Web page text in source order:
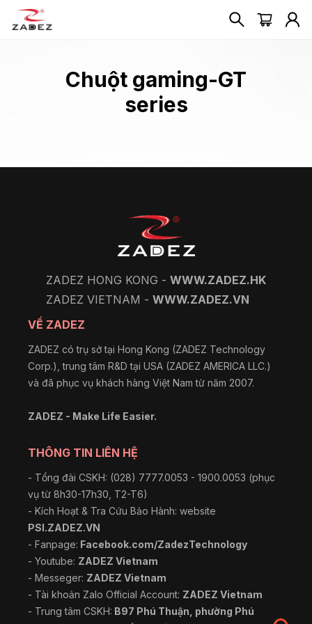
Chuột gaming-GT
series
ZADEZ HONG KONG - WWW.ZADEZ.HK
ZADEZ VIETNAM - WWW.ZADEZ.VN
VỀ ZADEZ
ZADEZ có trụ sở tại Hong Kong (ZADEZ Technology
Corp.), trung tâm R&D tại USA (ZADEZ AMERICA LLC.)
và đã phục vụ khách hàng Việt Nam từ năm 2007.
ZADEZ - Make Life Easier.
THÔNG TIN LIÊN HỆ
- Tổng đài CSKH: (028) 7777.0053 - 1900.0053 (phục
vụ từ 8h30-17h30, T2-T6)
- Kích Hoạt & Tra Cứu Bảo Hành: website
PSI.ZADEZ.VN
- Fanpage: Facebook.com/ZadezTechnology
- Youtube: ZADEZ Vietnam
- Messeger: ZADEZ Vietnam
- Tài khoản Zalo Official Account: ZADEZ Vietnam
- Trung tâm CSKH: B97 Phú Thuận, phường Phú